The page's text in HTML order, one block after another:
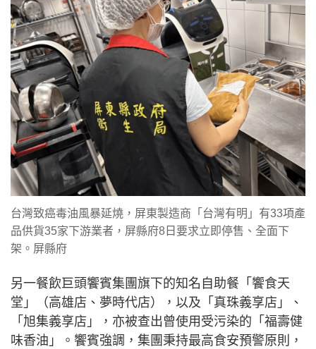
台灣致癌毒油風暴延燒，屏東製造商「台灣有明」有33項產
品供貨35家下游業者，屏縣府8日要求立即停售、全面下
架。屏縣府
另一餐飲巨頭饗賓集團旗下的知名自助餐「饗食天
堂」（高雄店、夢時代店），以及「真珠義享店」、
「旭集義享店」，亦被查出曾使用受污染的「福壽健
味香油」。饗賓強調，集團秉持最高食安預警原則，